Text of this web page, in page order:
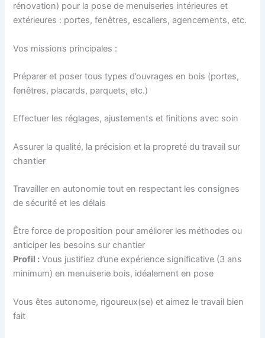
rénovation) pour la pose de menuiseries intérieures et
extérieures : portes, fenêtres, escaliers, agencements, etc.
Vos missions principales :
Préparer et poser tous types d’ouvrages en bois (portes,
fenêtres, placards, parquets, etc.)
Effectuer les réglages, ajustements et finitions avec soin
Assurer la qualité, la précision et la propreté du travail sur
chantier
Travailler en autonomie tout en respectant les consignes
de sécurité et les délais
Être force de proposition pour améliorer les méthodes ou
anticiper les besoins sur chantier
Profil : Vous justifiez d’une expérience significative (3 ans
minimum) en menuiserie bois, idéalement en pose
Vous êtes autonome, rigoureux(se) et aimez le travail bien
fait